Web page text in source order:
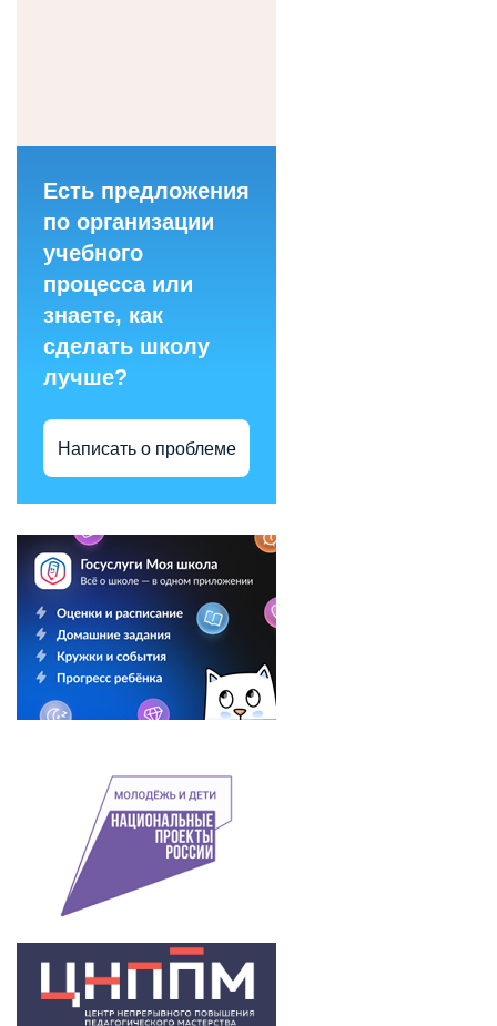
Есть предложения
по организации
учебного
процесса или
знаете, как
сделать школу
лучше?
Написать о проблеме